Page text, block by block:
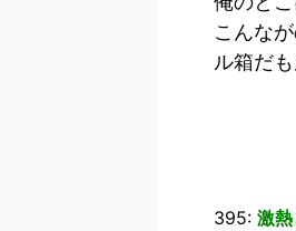
こんな
ル箱だ
395: 激